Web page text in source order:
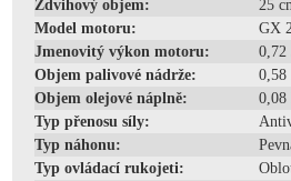
Zdvihový objem:
25
Model motoru:
GX
Jmenovitý výkon motoru:
0,72
Objem palivové nádrže:
0,58
Objem olejové náplně:
0,08
Typ přenosu síly:
Typ náhonu:
Typ ovládací rukojeti: